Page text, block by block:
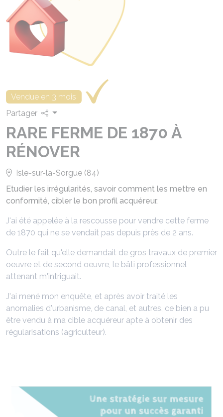
Vendue en 3 mois
Partager
RARE FERME DE 1870 À
RÉNOVER
Isle-sur-la-Sorgue (84)
Etudier les irrégularités, savoir comment les mettre en
conformité, cibler le bon profil acquéreur.
J'ai été appelée à la rescousse pour vendre cette ferme
de 1870 qui ne se vendait pas depuis près de 2 ans.
Outre le fait qu'elle demandait de gros travaux de premier
oeuvre et de second oeuvre, le bâti professionnel
attenant m'intriguait.
J'ai mené mon enquête, et après avoir traité les
anomalies d'urbanisme, de canal, et autres, ce bien a pu
être vendu à ma cible acquéreur apte à obtenir des
régularisations (agriculteur).